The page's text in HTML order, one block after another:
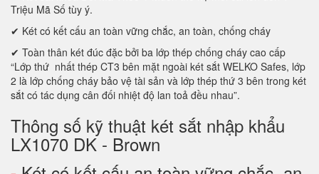
Triệu Mã Số tùy ý.
✔ Két có kết cấu an toàn vững chắc, an toàn, chống cháy
✔ Toàn thân két đúc đặc bởi ba lớp thép chống cháy cao cấp
“Lớp thứ nhất thép CT3 bên mặt ngoài két sắt WELKO Safes, lớp
2 là lớp chống cháy bảo vệ tài sản và lớp thép thứ 3 bên trong két
sắt có tác dụng cân đối nhiệt độ lan toả đều nhau”.
Thông số kỹ thuật két sắt nhập khẩu
LX1070 DK - Brown